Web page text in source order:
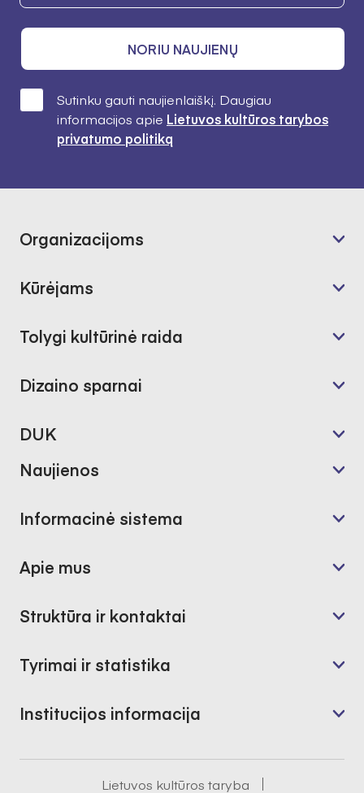
NORIU NAUJIENŲ
Sutinku gauti naujienlaiškį. Daugiau
informacijos apie Lietuvos kultūros tarybos
privatumo politiką
Organizacijoms
Kūrėjams
Tolygi kultūrinė raida
Dizaino sparnai
DUK
Naujienos
Informacinė sistema
Apie mus
Struktūra ir kontaktai
Tyrimai ir statistika
Institucijos informacija
Lietuvos kultūros taryba